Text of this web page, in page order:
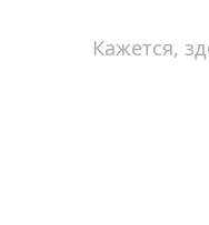
Кажется,